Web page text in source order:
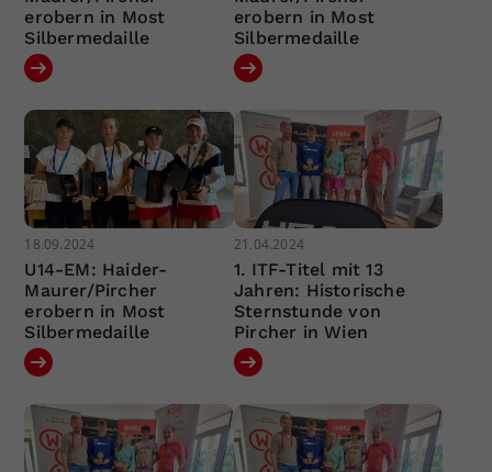
erobern in Most
Silbermedaille
erobern in Most
Silbermedaille
18.09.2024
U14-EM: Haider-
Maurer/Pircher
erobern in Most
Silbermedaille
21.04.2024
1. ITF-Titel mit 13
Jahren: Historische
Sternstunde von
Pircher in Wien